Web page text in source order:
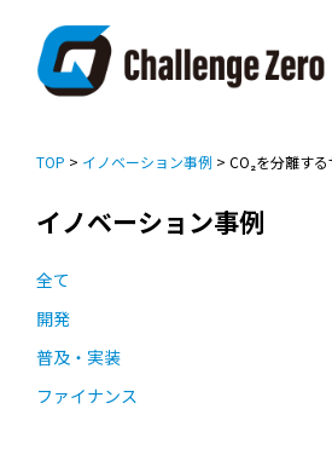
TOP > イノベーション事例 > CO₂を分離す
イノベーション事例
全て
開発
普及・実装
ファイナンス